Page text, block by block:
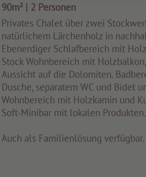
90m²| 2 Personen
Privates Chalet über zwei
natürlichem Lärchenholz in
Ebenerdiger Schlafbereich mit
Stock Wohnbereich mit
Aussicht auf die Dolomiten.
Dusche, separatem WC und Bidet
Wohnbereich mit Holzkamin und
Soft-Minibar mit lokalen Produkten.
Auch als Familienlösung verfügbar.